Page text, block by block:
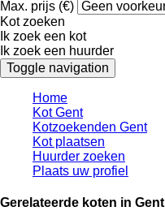
Max. prijs (€)
Kot zoeken
Ik zoek een kot
Ik zoek een huurder
Toggle navigation
Home
Kot Gent
Kotzoekenden Gent
Kot plaatsen
Huurder zoeken
Plaats uw profiel
Gerelateerde koten in Gent